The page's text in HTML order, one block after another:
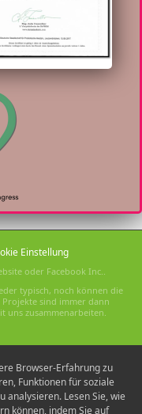
Einstellung
oder Facebook Inc..
typisch, noch können die
sind immer dann
uns zusammenarbeiten.
Browser-Erfahrung zu
Funktionen für soziale
analysieren. Lesen Sie, wie
können, indem Sie auf